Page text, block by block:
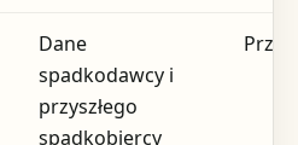
Dane
spadkodawcy i
przyszłego
spadkobiercy